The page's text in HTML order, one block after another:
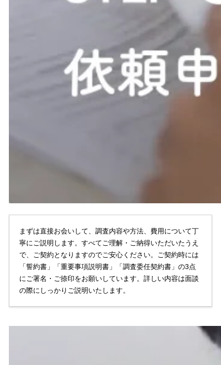
まずは直接お会いして、調査内容や方法、費用について丁
寧にご説明します。すべてご理解・ご納得いただいたうえ
で、ご契約となりますのでご安心ください。ご契約時には
「誓約書」「重要事項説明書」「調査委任契約書」の3点
にご署名・ご捺印をお願いしています。詳しい内容は面談
の際にしっかりご説明いたします。